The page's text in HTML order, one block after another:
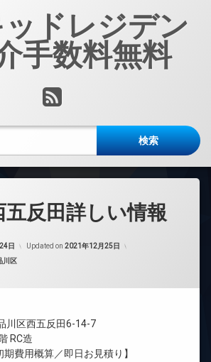
ドレジデン
手数料無料
RSS
検索:
五反田詳しい情報
日 Updated on 2021年12月25日
ー:
川区
区西五反田6-14-7
RC造
費用概算／即日お見積り】